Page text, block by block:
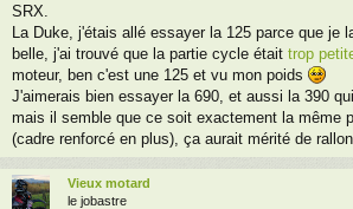
SRX.
La Duke, j'étais allé essayer la 125 parce que je
belle, j'ai trouvé que la partie cycle était trop
moteur, ben c'est une 125 et vu mon poids
J'aimerais bien essayer la 690, et aussi la 390
mais il semble que ce soit exactement la même
(cadre renforcé en plus), ça aurait mérité de
Vieux motard
le jobastre